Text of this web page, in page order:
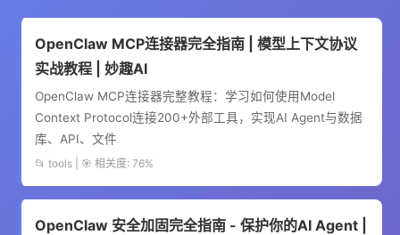
OpenClaw MCP连接器完全指南 | 模型上下文协议
实战教程 | 妙趣AI
OpenClaw MCP连接器完整教程：学习如何使用Model
Context Protocol连接200+外部工具，实现AI Agent与数据
库、API、文件
📂 tools | 🎯 相关度: 76%
OpenClaw 安全加固完全指南 - 保护你的AI Agent |